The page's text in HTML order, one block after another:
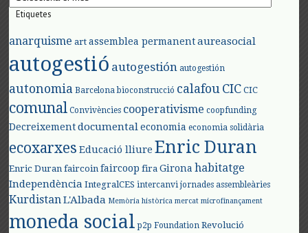
Etiquetes
anarquisme art assemblea permanent aureasocial
autogestió autogestión autogestión
autonomia Barcelona bioconstrucció calafou CIC CIC
comunal Convivències cooperativisme coopfunding
Decreixement documental economia economia solidària
ecoxarxes Educació lliure Enric Duran
Enric Duran faircoin faircoop fira Girona habitatge
Independència IntegralCES intercanvi jornades assembleàries
KurdistanL'Albada Memòria històrica mercat microfinançament
moneda social p2p Foundation Revolució